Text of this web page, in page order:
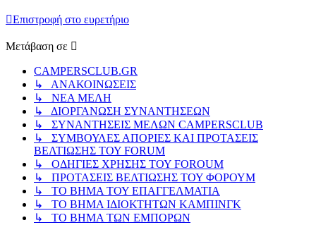
Επιστροφή στο ευρετήριο
Μετάβαση σε
CAMPERSCLUB.GR
↳ ΑΝΑΚΟΙΝΩΣΕΙΣ
↳ ΝΕΑ ΜΕΛΗ
↳ ΔΙΟΡΓΑΝΩΣΗ ΣΥΝΑΝΤΗΣΕΩΝ
↳ ΣΥΝΑΝΤΗΣΕΙΣ ΜΕΛΩΝ CAMPERSCLUB
↳ ΣΥΜΒΟΥΛΕΣ ΑΠΟΡΙΕΣ ΚΑΙ ΠΡΟΤΑΣΕΙΣ
ΒΕΛΤΙΩΣΗΣ ΤΟΥ FORUM
↳ ΟΔΗΓΙΕΣ ΧΡΗΣΗΣ ΤΟΥ FOROUM
↳ ΠΡΟΤΑΣΕΙΣ ΒΕΛΤΙΩΣΗΣ ΤΟΥ ΦΟΡΟΥΜ
↳ ΤΟ ΒΗΜΑ ΤΟΥ ΕΠΑΓΓΕΛΜΑΤΙΑ
↳ ΤΟ ΒΗΜΑ ΙΔΙΟΚΤΗΤΩΝ ΚΑΜΠΙΝΓΚ
↳ ΤΟ ΒΗΜΑ ΤΩΝ ΕΜΠΟΡΩΝ